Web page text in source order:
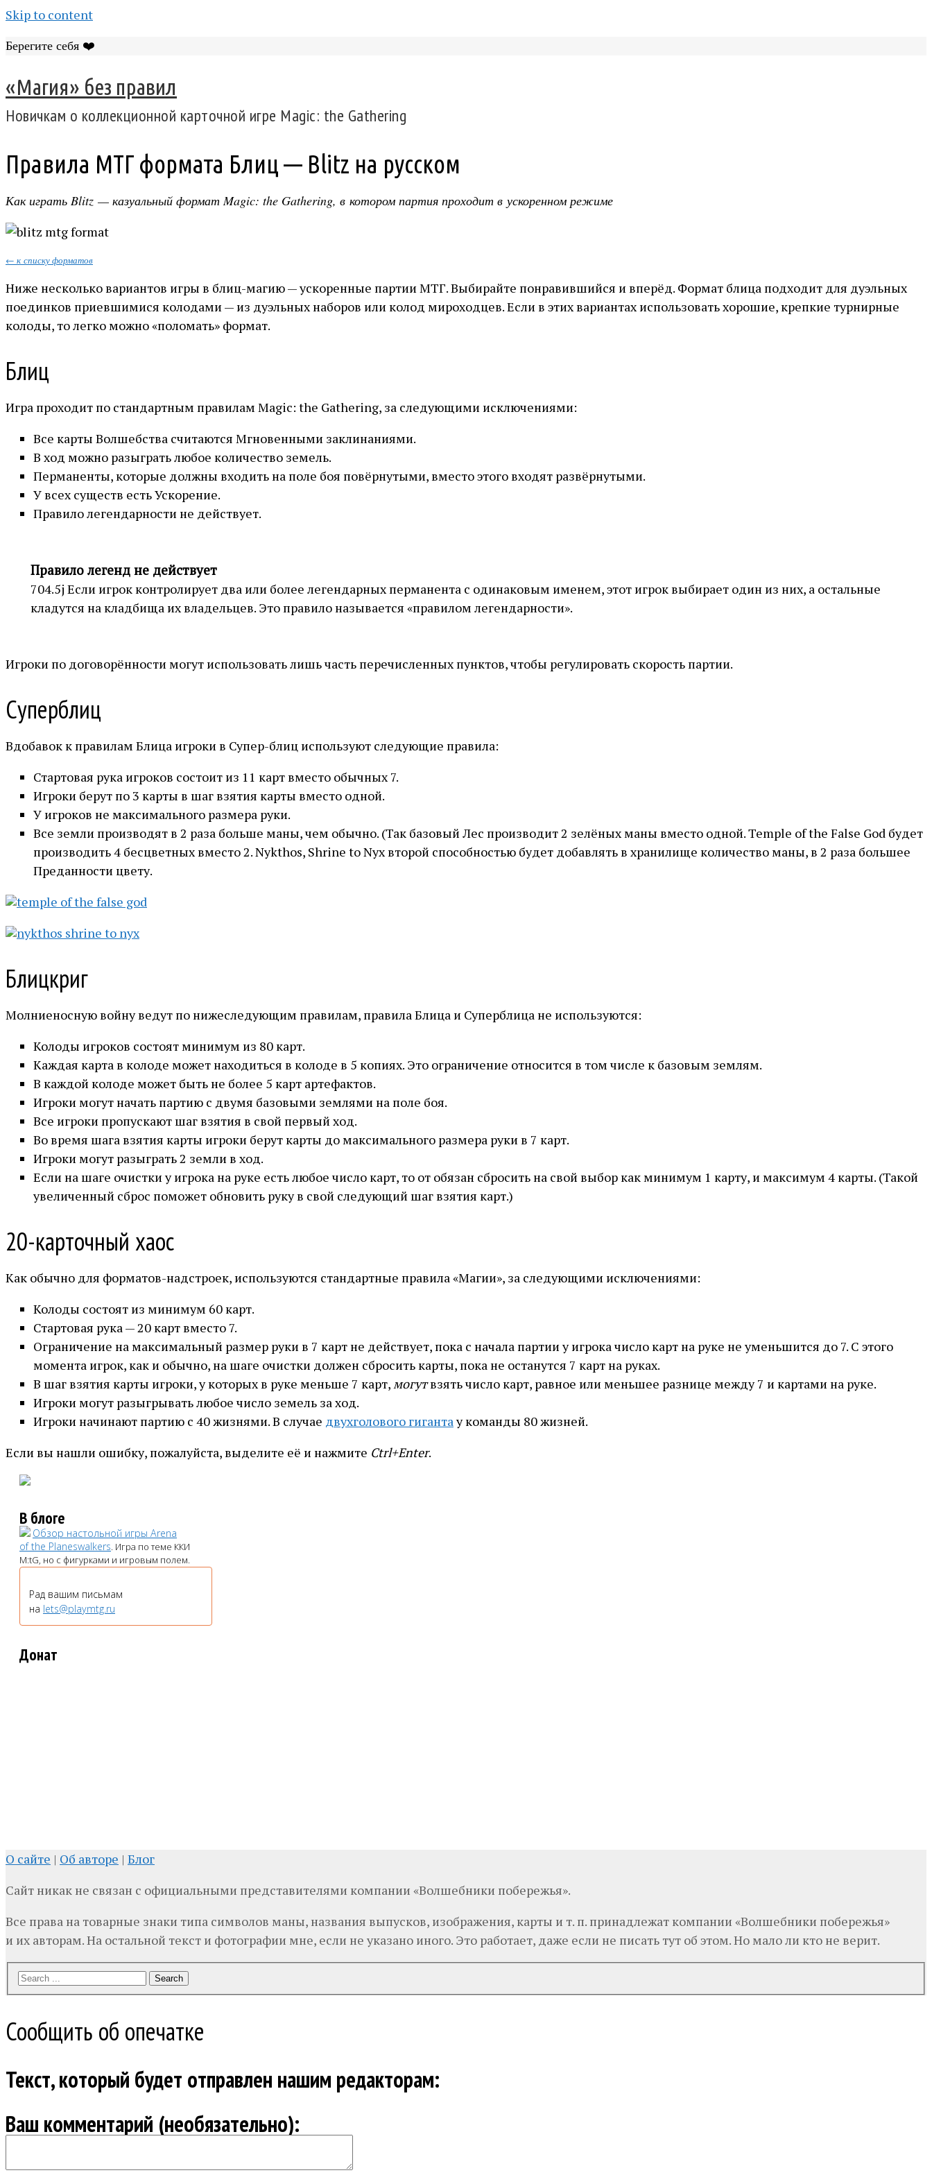
Skip to content
Берегите себя ❤️
«Магия» без правил
Новичкам о коллекционной карточной игре Magic: the Gathering
Правила МТГ формата Блиц — Blitz на русском
Как играть Blitz — казуальный формат Magic: the Gathering, в котором партия проходит в ускоренном режиме
← к списку форматов
Ниже несколько вариантов игры в блиц-магию — ускоренные партии МТГ. Выбирайте понравившийся и вперёд. Формат блица подходит для дуэльных
поединков приевшимися колодами — из дуэльных наборов или колод мироходцев. Если в этих вариантах использовать хорошие, крепкие турнирные
колоды, то легко можно «поломать» формат.
Блиц
Игра проходит по стандартным правилам Magic: the Gathering, за следующими исключениями:
Все карты Волшебства считаются Мгновенными заклинаниями.
В ход можно разыграть любое количество земель.
Перманенты, которые должны входить на поле боя повёрнутыми, вместо этого входят развёрнутыми.
У всех существ есть Ускорение.
Правило легендарности не действует.
Правило легенд не действует
704.5j Если игрок контролирует два или более легендарных перманента с одинаковым именем, этот игрок выбирает один из них, а остальные
кладутся на кладбища их владельцев. Это правило называется «правилом легендарности».
Игроки по договорённости могут использовать лишь часть перечисленных пунктов, чтобы регулировать скорость партии.
Суперблиц
Вдобавок к правилам Блица игроки в Супер-блиц используют следующие правила:
Стартовая рука игроков состоит из 11 карт вместо обычных 7.
Игроки берут по 3 карты в шаг взятия карты вместо одной.
У игроков не максимального размера руки.
Все земли производят в 2 раза больше маны, чем обычно. (Так базовый Лес производит 2 зелёных маны вместо одной. Temple of the False God будет
производить 4 бесцветных вместо 2. Nykthos, Shrine to Nyx второй способностью будет добавлять в хранилище количество маны, в 2 раза большее
Преданности цвету.
Блицкриг
Молниеносную войну ведут по нижеследующим правилам, правила Блица и Суперблица не используются:
Колоды игроков состоят минимум из 80 карт.
Каждая карта в колоде может находиться в колоде в 5 копиях. Это ограничение относится в том числе к базовым землям.
В каждой колоде может быть не более 5 карт артефактов.
Игроки могут начать партию с двумя базовыми землями на поле боя.
Все игроки пропускают шаг взятия в свой первый ход.
Во время шага взятия карты игроки берут карты до максимального размера руки в 7 карт.
Игроки могут разыграть 2 земли в ход.
Если на шаге очистки у игрока на руке есть любое число карт, то от обязан сбросить на свой выбор как минимум 1 карту, и максимум 4 карты. (Такой
увеличенный сброс поможет обновить руку в свой следующий шаг взятия карт.)
20-карточный хаос
Как обычно для форматов-надстроек, используются стандартные правила «Магии», за следующими исключениями:
Колоды состоят из минимум 60 карт.
Стартовая рука — 20 карт вместо 7.
Ограничение на максимальный размер руки в 7 карт не действует, пока с начала партии у игрока число карт на руке не уменьшится до 7. С этого
момента игрок, как и обычно, на шаге очистки должен сбросить карты, пока не останутся 7 карт на руках.
В шаг взятия карты игроки, у которых в руке меньше 7 карт,могутвзять число карт, равное или меньшее разнице между 7 и картами на руке.
Игроки могут разыгрывать любое число земель за ход.
Игроки начинают партию с 40 жизнями. В случае двухголового гигантау команды 80 жизней.
Если вы нашли ошибку, пожалуйста, выделите её и нажмите Ctrl+Enter.
В блоге
Обзор настольной игры Arena
of the Planeswalkers. Игра по теме ККИ
M:tG, но с фигурками и игровым полем.
Рад вашим письмам
на lets@playmtg.ru
Донат
О сайте | Об авторе | Блог
Сайт никак не связан с официальными представителями компании «Волшебники побережья».
Все права на товарные знаки типа символов маны, названия выпусков, изображения, карты и т. п. принадлежат компании «Волшебники побережья»
и их авторам. На остальной текст и фотографии мне, если не указано иного. Это работает, даже если не писать тут об этом. Но мало ли кто не верит.
Search
Сообщить об опечатке
Текст, который будет отправлен нашим редакторам:
Ваш комментарий (необязательно):